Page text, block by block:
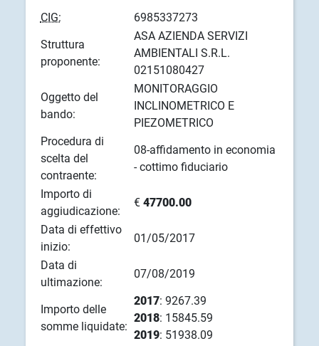
CIG:
6985337273
Struttura
proponente:
ASA AZIENDA SERVIZI
AMBIENTALI S.R.L.
02151080427
Oggetto del
bando:
MONITORAGGIO
INCLINOMETRICO E
PIEZOMETRICO
Procedura di
scelta del
contraente:
08-affidamento in economia
- cottimo fiduciario
Importo di
aggiudicazione:
€ 47700.00
Data di effettivo
inizio:
01/05/2017
Data di
ultimazione:
07/08/2019
Importo delle
somme liquidate:
2017: 9267.39
2018: 15845.59
2019: 51938.09